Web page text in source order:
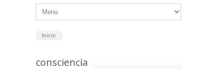
Inicio
consciencia